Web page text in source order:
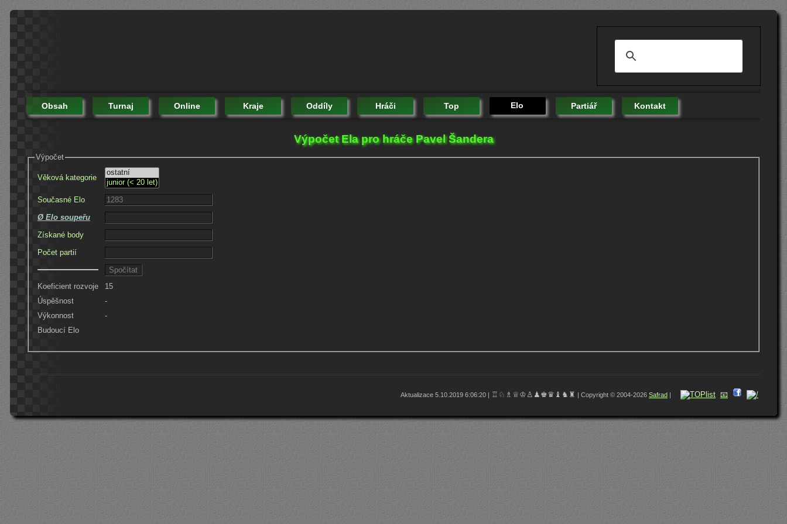
Obsah Turnaj Online Kraje Oddíly Hráči Top Elo Partiář Kontakt
Výpočet Ela pro hráče Pavel Šandera
Výpočet
Věková kategorie
Současné Elo
Ø Elo soupeřu
Získané body
Počet partií
Koeficient rozvoje
15
Úspěšnost
-
Výkonnost
-
Budoucí Elo
Aktualizace 5.10.2019 6:06:20 | ♖♘♗♕♔♙♟♚♛♝♞♜ | Copyright © 2004-2026 Safrad | 📧